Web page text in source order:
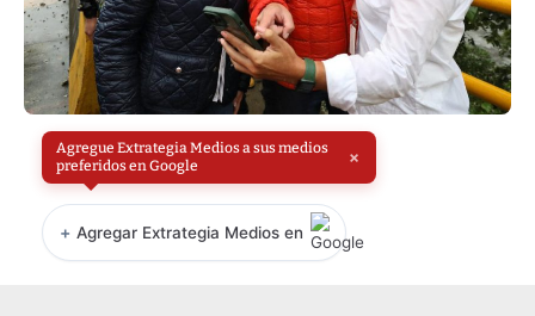
Agregue Extrategia Medios a sus medios
preferidos en Google
×
+ Agregar Extrategia Medios en